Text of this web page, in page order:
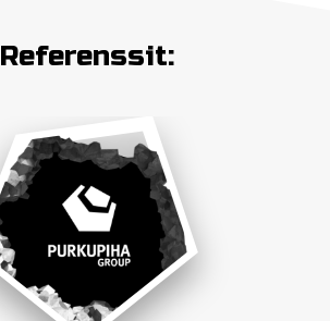
Referenssit: